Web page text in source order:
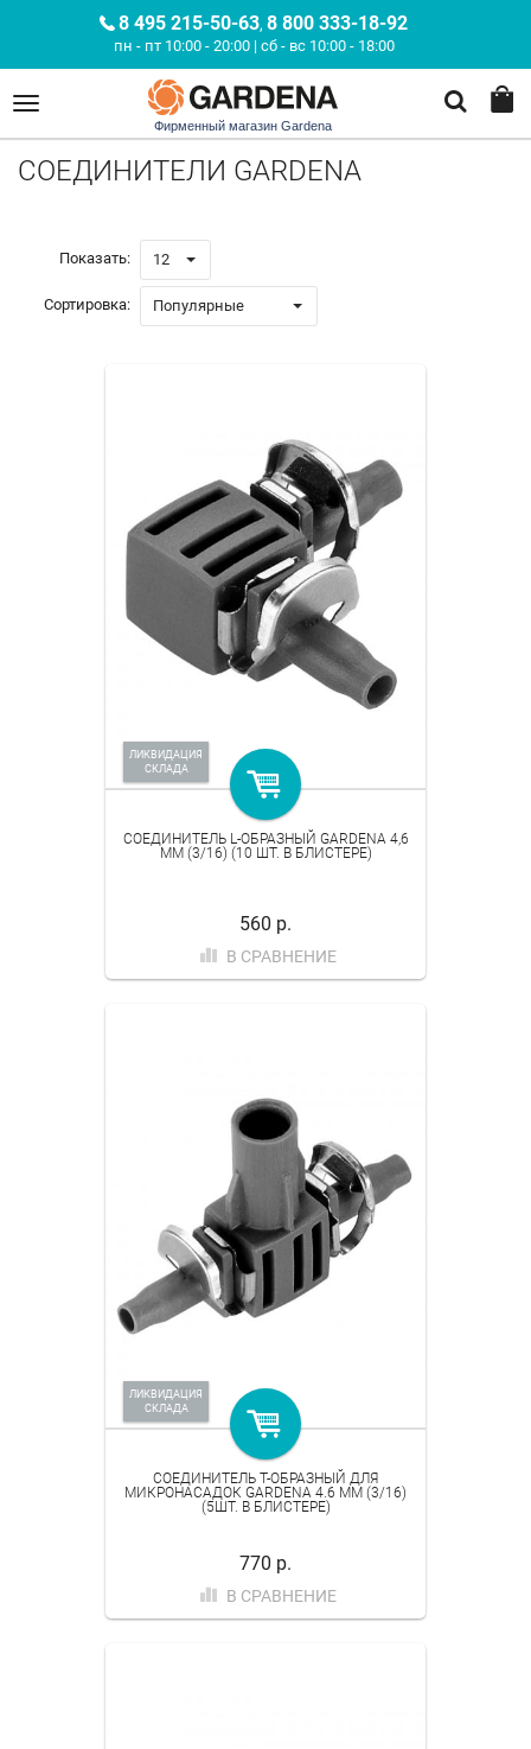
8 495 215-50-63, 8 800 333-18-92
пн - пт 10:00 - 20:00 | сб - вс 10:00 - 18:00
Фирменный магазин Gardena
СОЕДИНИТЕЛИ GARDENA
Показать: 12
Сортировка: Популярные
ЛИКВИДАЦИЯ
СКЛАДА
СОЕДИНИТЕЛЬ L-ОБРАЗНЫЙ GARDENA 4,6
ММ (3/16) (10 ШТ. В БЛИСТЕРЕ)
560 р.
В СРАВНЕНИЕ
ЛИКВИДАЦИЯ
СКЛАДА
СОЕДИНИТЕЛЬ T-ОБРАЗНЫЙ ДЛЯ
МИКРОНАСАДОК GARDENA 4.6 ММ (3/16)
(5ШТ. В БЛИСТЕРЕ)
770 р.
В СРАВНЕНИЕ